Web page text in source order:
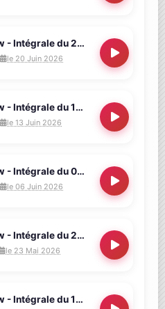
L'Apéro Show - Intégrale du 20/06/2026 (De la philo et des graines)
le 20 Juin 2026
L'Apéro Show - Intégrale du 13/06/2026 (On se Coupe (pas) du Monde !)
le 13 Juin 2026
L'Apéro Show - Intégrale du 06/06/2026 (Vite, Marty, tirons-nous en 1998 !)
le 06 Juin 2026
L'Apéro Show - Intégrale du 23/05/2026 (Le meilleur copieur de l'Homme)
le 23 Mai 2026
L'Apéro Show - Intégrale du 16/05/2026 (Un débat inouï !)